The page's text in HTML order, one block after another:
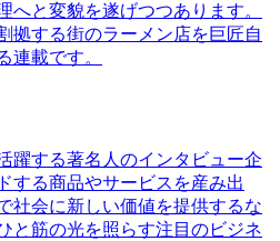
へと変貌を遂げつつあります。
拠する街のラーメン店を巨匠自
連載です。
躍する著名人のインタビュー企
する商品やサービスを産み出
社会に新しい価値を提供するな
と筋の光を照らす注目のビジネ